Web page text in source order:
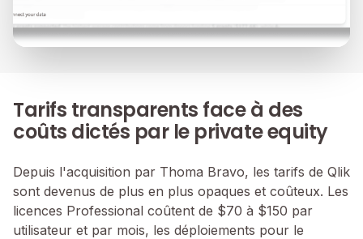
Tarifs transparents face à des
coûts dictés par le private equity
Depuis l'acquisition par Thoma Bravo, les tarifs de Qlik
sont devenus de plus en plus opaques et coûteux. Les
licences Professional coûtent de $70 à $150 par
utilisateur et par mois, les déploiements pour le